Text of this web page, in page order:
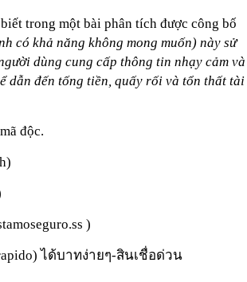
trong một bài phân tích được công bố
có khả năng không mong muốn) này sử
dùng cung cấp thông tin nhạy cảm và
dẫn đến tống tiền, quấy rối và tổn thất tài
độc.
)
ได้บาทง่ายๆ-สินเชื่อด่วน